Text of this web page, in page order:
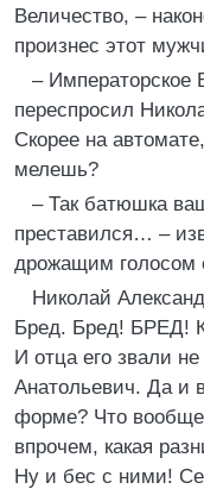
Величество, –
произнес этот
– Императорское
переспросил
Скорее на
мелешь?
– Так батюшка
преставился… –
дрожащим голосом
Николай
Бред. Бред! БРЕД!
И отца его звали
Анатольевич. Да и
форме? Что
впрочем, какая
Ну и бес с ними!